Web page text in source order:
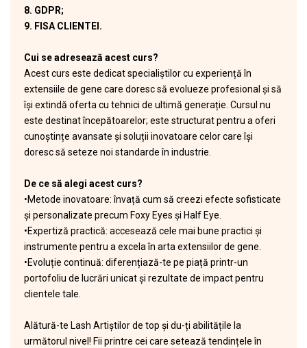
8. GDPR;
9. FISA CLIENTEI.
Cui se adresează acest curs?
Acest curs este dedicat specialiștilor cu experiență în
extensiile de gene care doresc să evolueze profesional și să
își extindă oferta cu tehnici de ultimă generație. Cursul nu
este destinat începătoarelor; este structurat pentru a oferi
cunoștințe avansate și soluții inovatoare celor care își
doresc să seteze noi standarde în industrie.
De ce să alegi acest curs?
•Metode inovatoare: învață cum să creezi efecte sofisticate
și personalizate precum Foxy Eyes și Half Eye.
•Expertiză practică: accesează cele mai bune practici și
instrumente pentru a excela în arta extensiilor de gene.
•Evoluție continuă: diferențiază-te pe piață printr-un
portofoliu de lucrări unicat și rezultate de impact pentru
clientele tale.
Alătură-te Lash Artiștilor de top și du-ți abilitățile la
următorul nivel! Fii printre cei care setează tendințele în